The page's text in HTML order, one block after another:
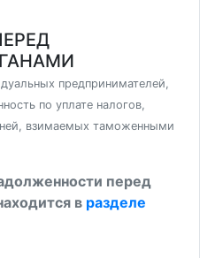
предпринимателей,
по уплате налогов,
взимаемых таможенными
перед
в разделе